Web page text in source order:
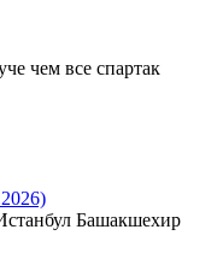
чем все спартак
Башакшехир